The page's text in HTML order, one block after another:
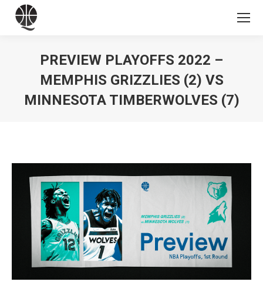
PREVIEW PLAYOFFS 2022 –
MEMPHIS GRIZZLIES (2) VS
MINNESOTA TIMBERWOLVES (7)